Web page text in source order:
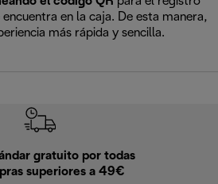
en la caja. De esta manera,
más rápida y sencilla.
gratuito por todas
superiores a 49€